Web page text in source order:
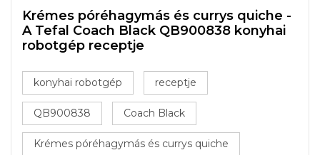
Krémes póréhagymás és currys quiche -
A Tefal Coach Black QB900838 konyhai
robotgép receptje
konyhai robotgép receptje
QB900838 Coach Black
Krémes póréhagymás és currys quiche